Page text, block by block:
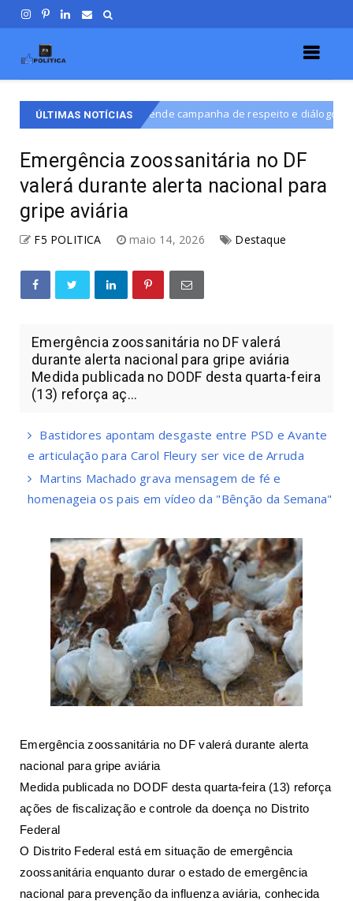
ÚLTIMAS NOTÍCIAS
campanha de respeito e diálogo na disputa por vaga na CLDF
Emergência zoossanitária no DF
valerá durante alerta nacional para
gripe aviária
F5 POLITICA maio 14, 2026 Destaque
Emergência zoossanitária no DF valerá
durante alerta nacional para gripe aviária
Medida publicada no DODF desta quarta-feira
(13) reforça aç...
Bastidores apontam desgaste entre PSD e Avante
e articulação para Carol Fleury ser vice de Arruda
Martins Machado grava mensagem de fé e
homenageia os pais em vídeo da "Bênção da Semana"
Emergência zoossanitária no DF valerá durante alerta
nacional para gripe aviária
Medida publicada no DODF desta quarta-feira (13) reforça
ações de fiscalização e controle da doença no Distrito
Federal
O Distrito Federal está em situação de emergência
zoossanitária enquanto durar o estado de emergência
nacional para prevenção da influenza aviária, conhecida